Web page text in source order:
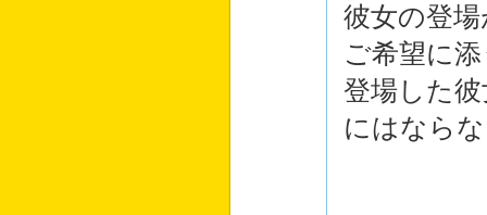
彼女の登
ご希望に
登場した
にはなら